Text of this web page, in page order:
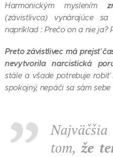
Harmonickým myslením
(závistlivca) vynárajúce
napríklad : Prečo on a nie ja?
Preto závistlivec má prejsť
nevytvorila narcistická
stále a všade potrebuje robiť
spokojný, nepáči sa sám
tom,že